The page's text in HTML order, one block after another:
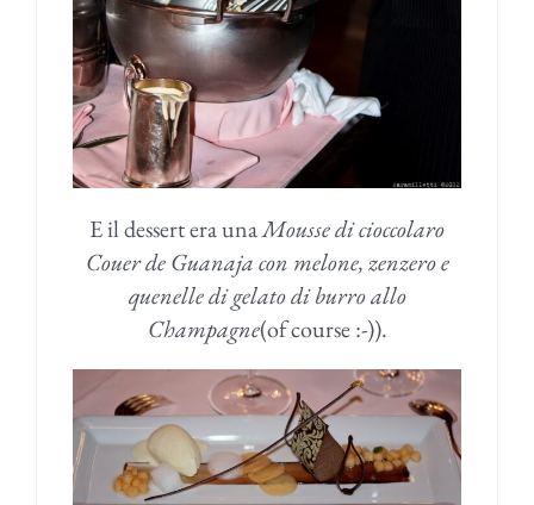
E il dessert era unaMousse di cioccolaro
Couer de Guanaja con melone, zenzero e
quenelle di gelato di burro allo
Champagne(of course :-)).